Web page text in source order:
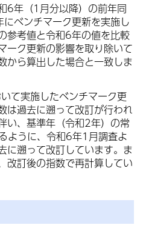
6年（1月分以降）の前年同
ベンチマーク更新を実施し
参考値と令和6年の値を比較
ーク更新の影響を取り除いて
から算出した場合と一致しま
て実施したベンチマーク更
は過去に遡って改訂が行われ
い、基準年（令和2年）の常
ように、令和6年1月調査よ
に遡って改訂しています。ま
改訂後の指数で再計算してい